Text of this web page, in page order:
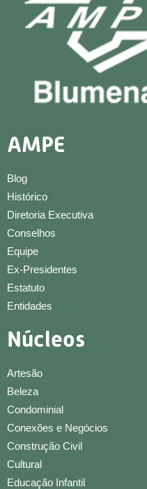
AMPE
Blog
Histórico
Diretoria Executiva
Conselhos
Equipe
Ex-Presidentes
Estatuto
Entidades
Núcleos
Artesão
Beleza
Condominial
Conexões e Negócios
Construção Civil
Cultural
Educação Infantil